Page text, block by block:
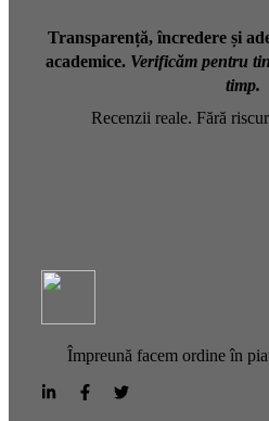
Transparență, încredere și
academice. Verificăm pentru
timp.
Recenzii reale. Fără
Împreună facem ordine în